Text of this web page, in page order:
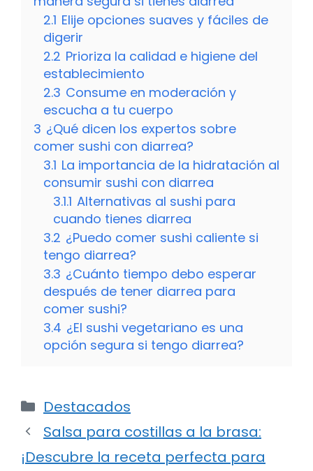
2.1 Elije opciones suaves y fáciles de
digerir
2.2 Prioriza la calidad e higiene del
establecimiento
2.3 Consume en moderación y
escucha a tu cuerpo
3 ¿Qué dicen los expertos sobre
comer sushi con diarrea?
3.1 La importancia de la hidratación al
consumir sushi con diarrea
3.1.1 Alternativas al sushi para
cuando tienes diarrea
3.2 ¿Puedo comer sushi caliente si
tengo diarrea?
3.3 ¿Cuánto tiempo debo esperar
después de tener diarrea para
comer sushi?
3.4 ¿El sushi vegetariano es una
opción segura si tengo diarrea?
Categorías
Destacados
Salsa para costillas a la brasa:
¡Descubre la receta perfecta para